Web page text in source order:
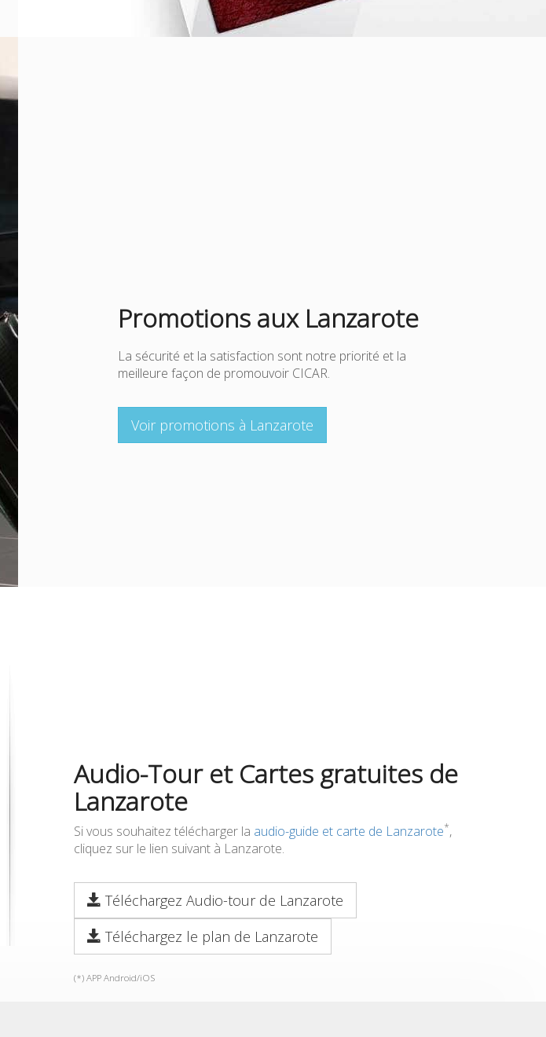
Promotions aux Lanzarote
La sécurité et la satisfaction sont notre priorité et la
meilleure façon de promouvoir CICAR.
Voir promotions à Lanzarote
Audio-Tour et Cartes gratuites de
Lanzarote
Si vous souhaitez télécharger la audio-guide et carte de Lanzarote*,
cliquez sur le lien suivant à Lanzarote.
Téléchargez Audio-tour de Lanzarote
Téléchargez le plan de Lanzarote
(*) APP Android/iOS